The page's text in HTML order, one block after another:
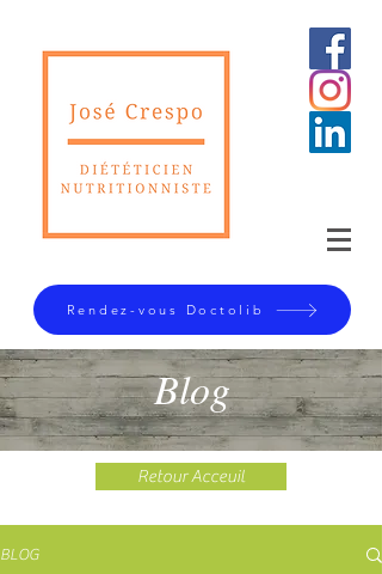
Rendez-vous Doctolib
Blog
Retour Acceuil
BLOG